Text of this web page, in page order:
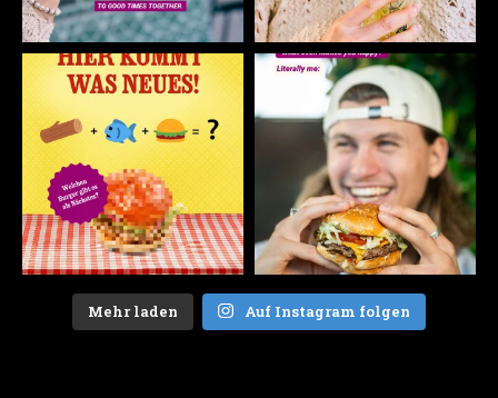
Mehr laden Auf Instagram folgen